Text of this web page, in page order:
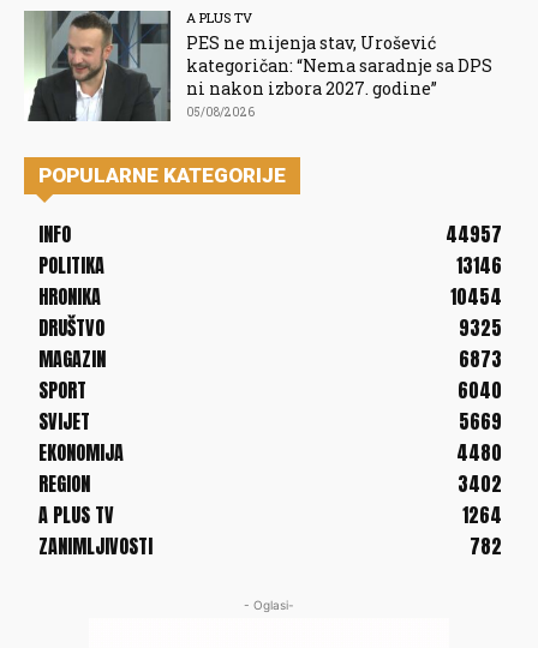
A PLUS TV
PES ne mijenja stav, Urošević
kategoričan: “Nema saradnje sa DPS
ni nakon izbora 2027. godine”
05/08/2026
POPULARNE KATEGORIJE
INFO
44957
POLITIKA
13146
HRONIKA
10454
DRUŠTVO
9325
MAGAZIN
6873
SPORT
6040
SVIJET
5669
EKONOMIJA
4480
REGION
3402
A PLUS TV
1264
ZANIMLJIVOSTI
782
- Oglasi-